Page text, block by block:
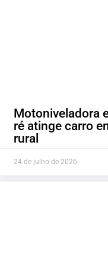
Motoniveladora
ré atinge carro
rural
24 de julho de 2026